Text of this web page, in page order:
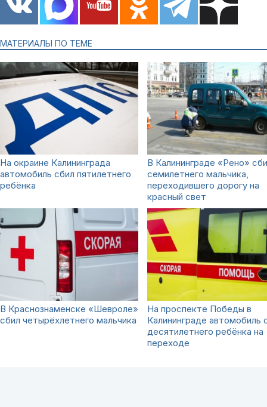
МАТЕРИАЛЫ ПО ТЕМЕ
На окраине Калининграда
автомобиль сбил пятилетнего
ребёнка
В Калининграде «Рено»
семилетнего мальчика,
переходившего дорогу на
красный свет
В Краснознаменске «Шевроле»
сбил четырёхлетнего мальчика
На проспекте Победы в
Калининграде автомобиль
десятилетнего ребёнка на
переходе